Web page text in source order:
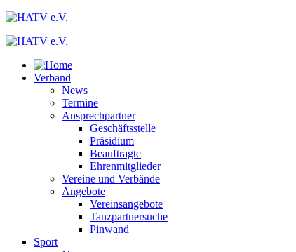
Verband
News
Termine
Ansprechpartner
Geschäftsstelle
Präsidium
Beauftragte
Ehrenmitglieder
Vereine und Verbände
Angebote
Vereinsangebote
Tanzpartnersuche
Pinwand
Sport